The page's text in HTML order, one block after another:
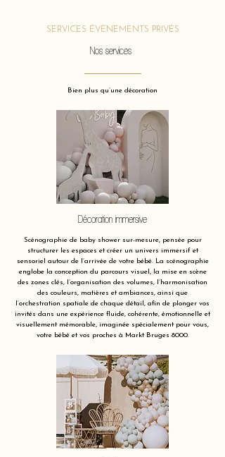
SERVICES ÉVÈNEMENTS PRIVÉS
Nos services
Bien plus qu’une décoration
Décoration immersive
Scénographie de baby shower sur-mesure, pensée pour
structurer les espaces et créer un univers immersif et
sensoriel autour de l’arrivée de votre bébé. La scénographie
englobe la conception du parcours visuel, la mise en scène
des zones clés, l’organisation des volumes, l’harmonisation
des couleurs, matières et ambiances, ainsi que
l’orchestration spatiale de chaque détail, afin de plonger vos
invités dans une expérience fluide, cohérente, émotionnelle et
visuellement mémorable, imaginée spécialement pour vous,
votre bébé et vos proches à Markt Bruges 8000.